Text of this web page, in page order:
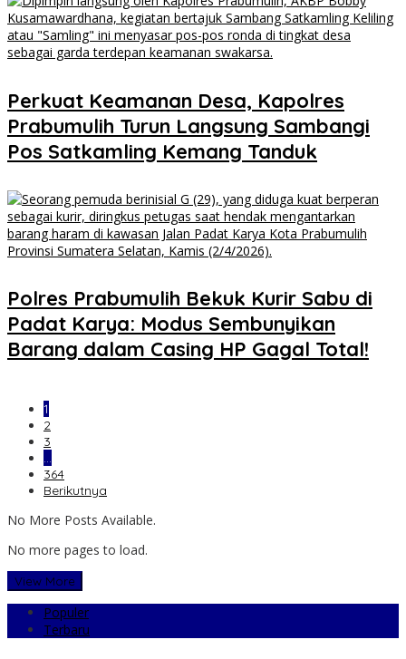
Perkuat Keamanan Desa, Kapolres
Prabumulih Turun Langsung Sambangi
Pos Satkamling Kemang Tanduk
Polres Prabumulih Bekuk Kurir Sabu di
Padat Karya: Modus Sembunyikan
Barang dalam Casing HP Gagal Total!
1
2
3
…
364
Berikutnya
No More Posts Available.
No more pages to load.
View More
Populer
Terbaru